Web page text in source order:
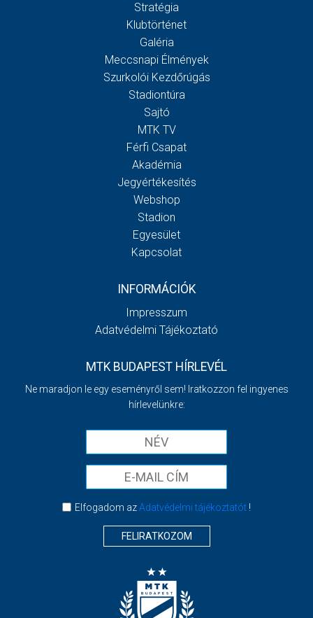
Stratégia
Klubtörténet
Galéria
Meccsnapi Élmények
Szurkolói Kezdőrúgás
Stadiontúra
Sajtó
MTK TV
Férfi Csapat
Akadémia
Jegyértékesítés
Webshop
Stadion
Egyesület
Kapcsolat
INFORMÁCIÓK
Impresszum
Adatvédelmi Tájékoztató
MTK BUDAPEST HÍRLEVÉL
Ne maradjon le egy eseményről sem! Iratkozzon fel ingyenes
hírlevelünkre:
Elfogadom azAdatvédelmi tájékoztatót!
FELIRATKOZOM